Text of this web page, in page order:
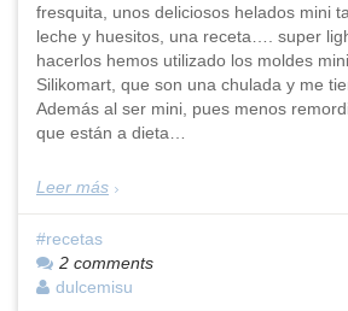
fresquita, unos deliciosos helados mini
leche y huesitos, una receta…. super
hacerlos hemos utilizado los moldes
Silikomart, que son una chulada y me
Además al ser mini, pues menos
que están a dieta…
Leer más
recetas
2 comments
dulcemisu